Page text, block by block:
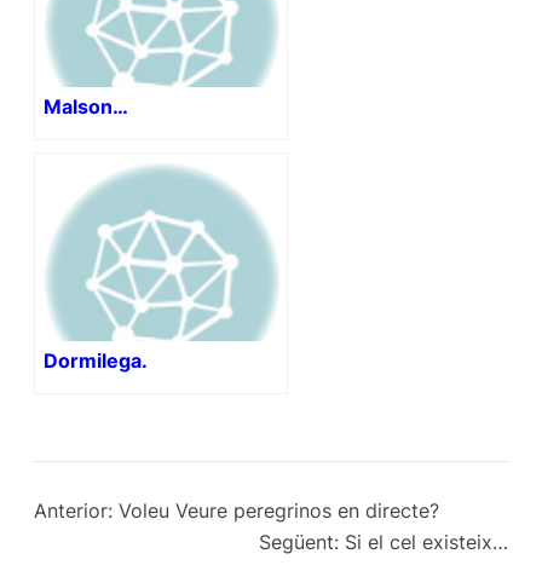
Malson…
Dormilega.
Anterior: Voleu Veure peregrinos en directe?
Següent: Si el cel existeix…